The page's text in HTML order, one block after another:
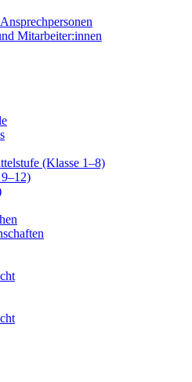
Mitarbeiter:innen
(Klasse 1–8)